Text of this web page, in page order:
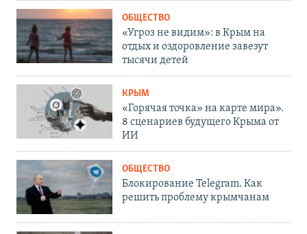
ОБЩЕСТВО
«Угроз не видим»: в Крым на
отдых и оздоровление завезут
тысячи детей
КРЫМ
«Горячая точка» на карте мира».
8 сценариев будущего Крыма от
ИИ
ОБЩЕСТВО
Блокирование Telegram. Как
решить проблему крымчанам